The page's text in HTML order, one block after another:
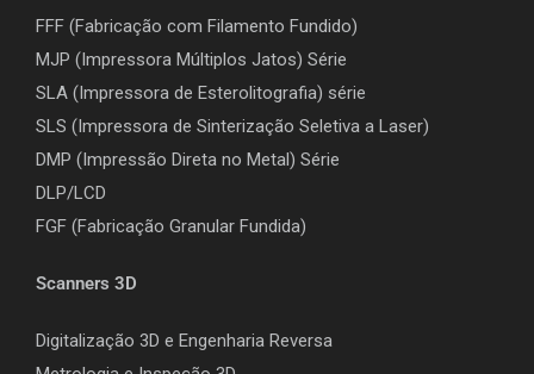
FFF (Fabricação com Filamento Fundido)
MJP (Impressora Múltiplos Jatos) Série
SLA (Impressora de Esterolitografia) série
SLS (Impressora de Sinterização Seletiva a Laser)
DMP (Impressão Direta no Metal) Série
DLP/LCD
FGF (Fabricação Granular Fundida)
Scanners 3D
Digitalização 3D e Engenharia Reversa